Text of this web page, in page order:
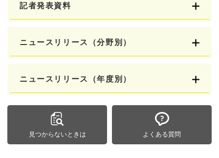
記者発表資料
ニュースリリース（分野別）
ニュースリリース（年度別）
見つからないときは よくある質問